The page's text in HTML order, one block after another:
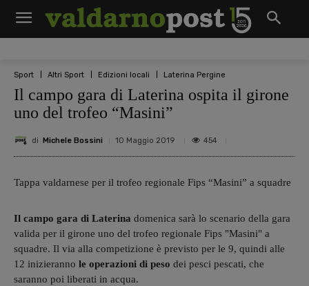
Sport Altri Sport Edizioni locali Laterina Pergine
Il campo gara di Laterina ospita il girone
uno del trofeo “Masini”
di Michele Bossini 10 Maggio 2019 454
Tappa valdarnese per il trofeo regionale Fips “Masini” a squadre
Il campo gara di Laterina domenica sarà lo scenario della gara
valida per il girone uno del trofeo regionale Fips "Masini" a
squadre. Il via alla competizione è previsto per le 9, quindi alle
12 inizieranno le operazioni di peso dei pesci pescati, che
saranno poi liberati in acqua.